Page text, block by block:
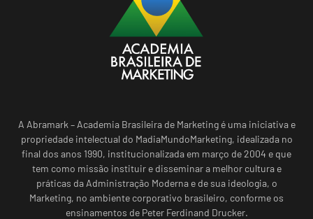
A Abramark – Academia Brasileira de Marketing é uma iniciativa e
propriedade intelectual do MadiaMundoMarketing, idealizada no
final dos anos 1990, institucionalizada em março de 2004 e que
tem como missão instituir e disseminar a melhor cultura e
práticas da Administração Moderna e de sua ideologia, o
Marketing, no ambiente corporativo brasileiro, conforme os
ensinamentos de Peter Ferdinand Drucker.